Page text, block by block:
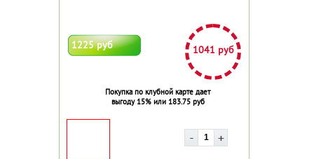
1225 руб 1041 руб
Покупка по клубной карте дает
выгоду 15% или 183.75 руб